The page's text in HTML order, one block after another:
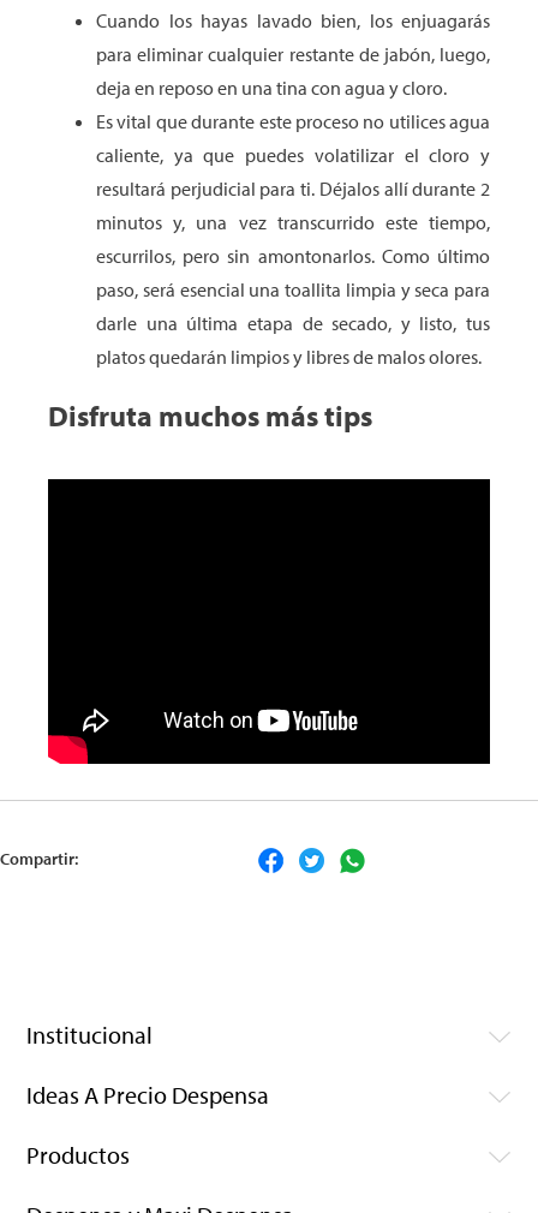
Cuando los hayas lavado bien, los enjuagarás
para eliminar cualquier restante de jabón, luego,
deja en reposo en una tina con agua y cloro.
Es vital que durante este proceso no utilices agua
caliente, ya que puedes volatilizar el cloro y
resultará perjudicial para ti. Déjalos allí durante 2
minutos y, una vez transcurrido este tiempo,
escurrilos, pero sin amontonarlos. Como último
paso, será esencial una toallita limpia y seca para
darle una última etapa de secado, y listo, tus
platos quedarán limpios y libres de malos olores.
Disfruta muchos más tips
Compartir:
Institucional
Ideas A Precio Despensa
Productos